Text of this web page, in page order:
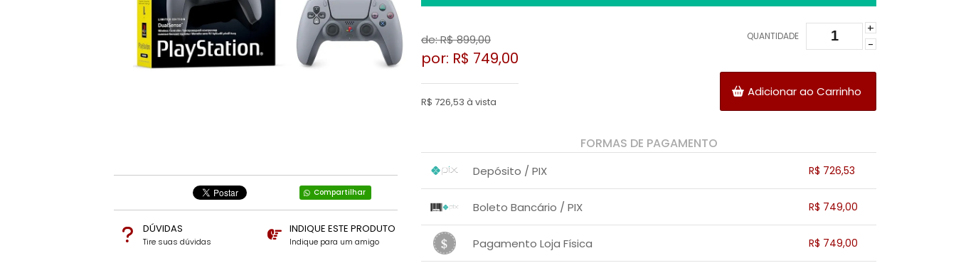
Compartilhar
DÚVIDAS
Tire suas dúvidas
INDIQUE ESTE PRODUTO
Indique para um amigo
de: R$899,00
por: R$ 749,00
R$ 726,53 à vista
QUANTIDADE
+
-
Adicionar ao Carrinho
FORMAS DE PAGAMENTO
Depósito / PIX
R$ 726,53
....
Boleto Bancário / PIX
R$ 749,00
....
Pagamento Loja Física
R$ 749,00